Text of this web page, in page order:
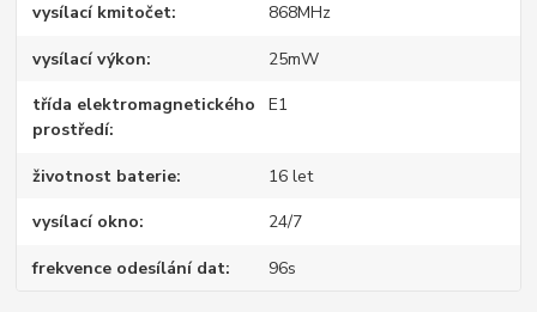
vysílací kmitočet 868MHz
vysílací výkon 25mW
třída elektromagnetického
prostředí
E1
životnost baterie 16 let
vysílací okno 24/7
frekvence odesílání dat 96s